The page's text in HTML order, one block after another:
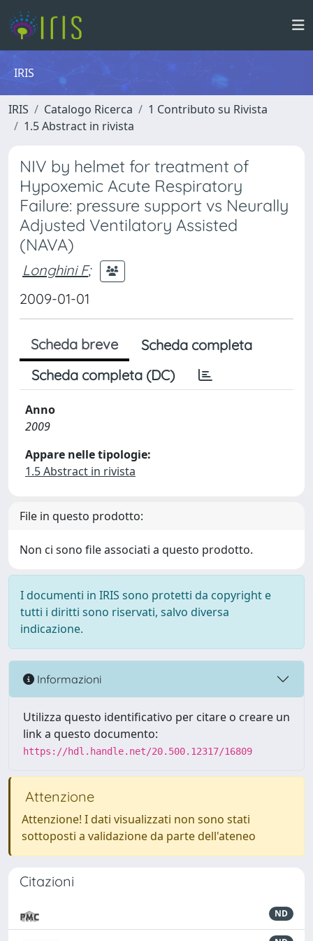
IRIS
IRIS Catalogo Ricerca
1 Contributo su Rivista
1.5 Abstract in rivista
NIV by helmet for treatment of
Hypoxemic Acute Respiratory
Failure: pressure support vs Neurally
Adjusted Ventilatory Assisted
(NAVA)
Longhini F;
2009-01-01
Scheda breve
Scheda completa
Scheda completa (DC)
Anno
2009
Appare nelle tipologie:
1.5 Abstract in rivista
File in questo prodotto:
Non ci sono file associati a questo prodotto.
I documenti in IRIS sono protetti da copyright e
tutti i diritti sono riservati, salvo diversa
indicazione.
Informazioni
Utilizza questo identificativo per citare o creare un
link a questo documento:
https://hdl.handle.net/20.500.12317/16809
Attenzione
Attenzione! I dati visualizzati non sono stati
sottoposti a validazione da parte dell'ateneo
Citazioni
ND